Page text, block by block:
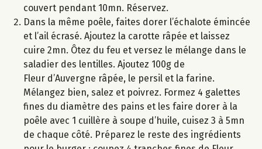
couvert pendant 10mn. Réservez.
Dans la même poêle, faites dorer l’échalote émincée
et l’ail écrasé. Ajoutez la carotte râpée et laissez
cuire 2mn. Ôtez du feu et versez le mélange dans le
saladier des lentilles. Ajoutez 100g de
Fleur d’Auvergne râpée, le persil et la farine.
Mélangez bien, salez et poivrez. Formez 4 galettes
fines du diamètre des pains et les faire dorer à la
poêle avec 1 cuillère à soupe d’huile, cuisez 3 à 5mn
de chaque côté. Préparez le reste des ingrédients